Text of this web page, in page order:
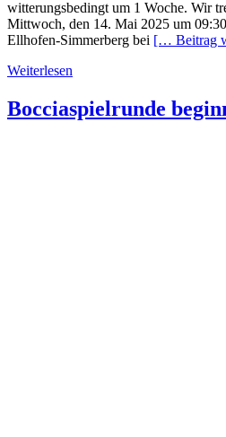
witterungsbedingt um 1 Woche. Wir
Mittwoch, den 14. Mai 2025 um
Ellhofen-Simmerberg bei [… Beitrag
Weiterlesen
Bocciaspielrunde